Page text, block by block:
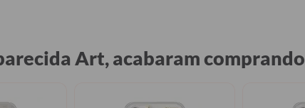
Art, acabaram comprando